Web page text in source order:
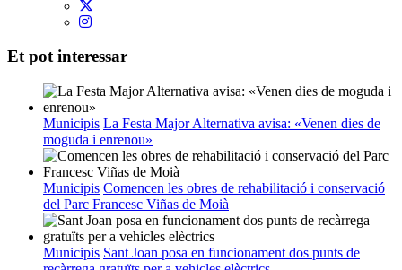
Et pot interessar
Municipis La Festa Major Alternativa avisa: «Venen dies de
moguda i enrenou»
Municipis Comencen les obres de rehabilitació i conservació
del Parc Francesc Viñas de Moià
Municipis Sant Joan posa en funcionament dos punts de